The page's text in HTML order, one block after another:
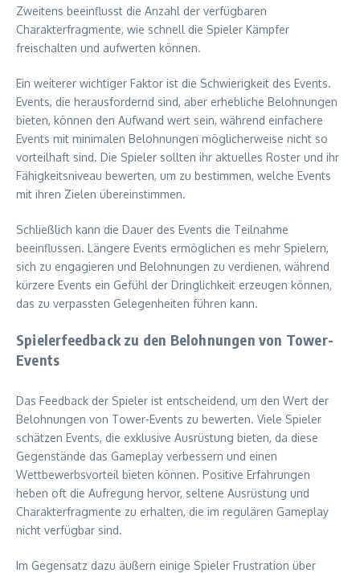
Zweitens beeinflusst die Anzahl der verfügbaren
Charakterfragmente, wie schnell die Spieler Kämpfer
freischalten und aufwerten können.
Ein weiterer wichtiger Faktor ist die Schwierigkeit des Events.
Events, die herausfordernd sind, aber erhebliche Belohnungen
bieten, können den Aufwand wert sein, während einfachere
Events mit minimalen Belohnungen möglicherweise nicht so
vorteilhaft sind. Die Spieler sollten ihr aktuelles Roster und ihr
Fähigkeitsniveau bewerten, um zu bestimmen, welche Events
mit ihren Zielen übereinstimmen.
Schließlich kann die Dauer des Events die Teilnahme
beeinflussen. Längere Events ermöglichen es mehr Spielern,
sich zu engagieren und Belohnungen zu verdienen, während
kürzere Events ein Gefühl der Dringlichkeit erzeugen können,
das zu verpassten Gelegenheiten führen kann.
Spielerfeedback zu den Belohnungen von Tower-
Events
Das Feedback der Spieler ist entscheidend, um den Wert der
Belohnungen von Tower-Events zu bewerten. Viele Spieler
schätzen Events, die exklusive Ausrüstung bieten, da diese
Gegenstände das Gameplay verbessern und einen
Wettbewerbsvorteil bieten können. Positive Erfahrungen
heben oft die Aufregung hervor, seltene Ausrüstung und
Charakterfragmente zu erhalten, die im regulären Gameplay
nicht verfügbar sind.
Im Gegensatz dazu äußern einige Spieler Frustration über